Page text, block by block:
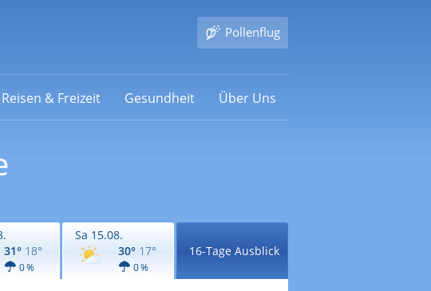
Pollenflug
Reisen & Freizeit Gesundheit Über Uns
31° 18°
0 %
Sa 15.08.
30° 17°
0 %
16-Tage Ausblick